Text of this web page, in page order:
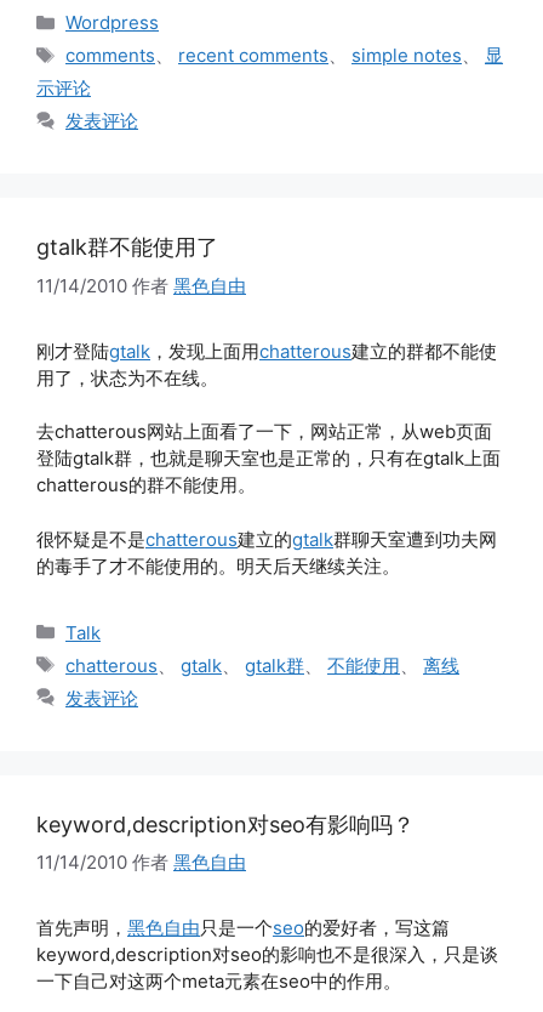
分
Wordpress
标
签
comments、 recent comments、 simple notes、
显
示评论
发表评论
gtalk群不能使用了
11/14/2010 作者 黑色自由
刚才登陆gtalk ，发现上面用chatterous建立的群都不能使
用了，状态为不在线。
去chatterous网站上面看了一下，网站正常，从web页面
登陆gtalk群，也就是聊天室也是正常的，只有在gtalk上面
chatterous的群不能使用。
很怀疑是不是chatterous建立的gtalk群聊天室遭到功夫网
的毒手了才不能使用的。明天后天继续关注。
分
类
Talk
标
签
chatterous gtalk gtalk群 不能使用
离线
发表评论
keyword,description对seo有影响吗？
11/14/2010 作者 黑色自由
首先声明， 黑色自由只是一个seo的爱好者，写这篇
keyword,description对seo的影响也不是很深入，只是谈
一下自己对这两个meta元素在seo中的作用。